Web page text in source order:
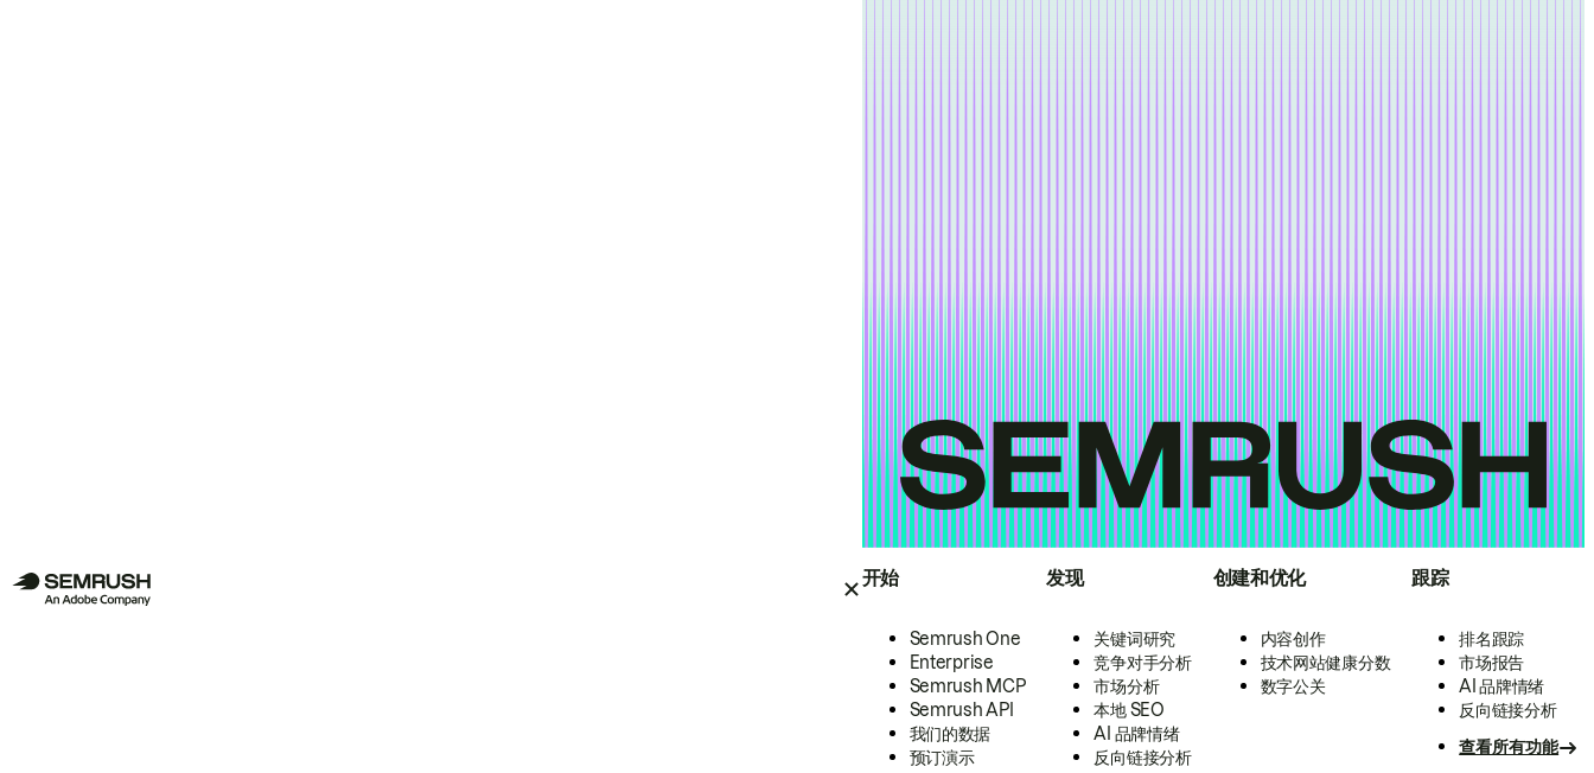
开始
Semrush One
Enterprise
Semrush MCP
Semrush API
我们的数据
预订演示
发现
关键词研究
竞争对手分析
市场分析
本地 SEO
AI 品牌情绪
反向链接分析
创建和优化
内容创作
技术网站健康分数
数字公关
跟踪
排名跟踪
市场报告
AI 品牌情绪
反向链接分析
查看所有功能